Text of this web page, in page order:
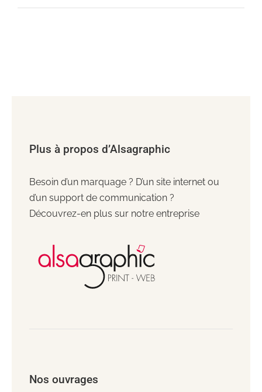
Plus à propos d’Alsagraphic
Besoin d’un marquage ? D’un site internet ou
d’un support de communication ?
Découvrez-en plus sur notre entreprise
Nos ouvrages